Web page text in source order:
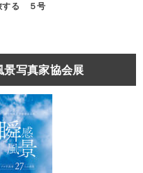
する ５号
景写真家協会展